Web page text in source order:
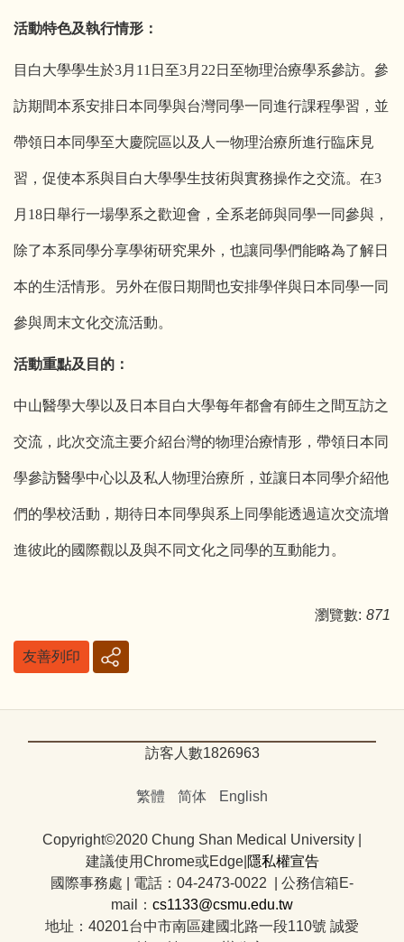
活動特色及執行情形：
目白大學學生於3月11日至3月22日至物理治療學系參訪。參
訪期間本系安排日本同學與台灣同學一同進行課程學習，並
帶領日本同學至大慶院區以及人一物理治療所進行臨床見
習， 促使本系與目白大學學生技術與實務操作之交流。在3
月18日舉行一場學系之歡迎會，全系老師與同學一同參與，
除了本系同學分享學術研究果外，也讓同學們能略為了解日
本的生活情形。另外在假日期間也安排學伴與日本同學一同
參與周末文化交流活動。
活動重點及目的：
中山醫學大學以及日本目白大學每年都會有師生之間互訪之
交流，此次交流主要介紹台灣的物理治療情形，帶領日本同
學參訪醫學中心以及私人物理治療所，並讓日本同學介紹他
們的學校活動，期待日本同學與系上同學能透過這次交流增
進彼此的國際觀以及與不同文化之同學的互動能力。
瀏覽數: 871
友善列印
訪客人數1826963
繁體 简体 English
Copyright©2020 Chung Shan Medical University |
建議使用Chrome或Edge| 隱私權宣告
國際事務處
電話：04-2473-0022 | 公務信箱E-
mail： cs1133@csmu.edu.tw
地址：40201台中市南區建國北路一段110號 誠愛